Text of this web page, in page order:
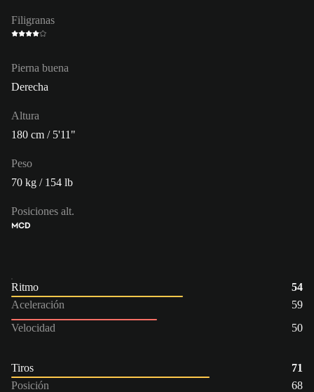
Filigranas
Pierna buena
Derecha
Altura
180 cm / 5'11"
Peso
70 kg / 154 lb
Posiciones alt.
MCD
Ritmo
54
Aceleración
59
Velocidad
50
Tiros
71
Posición
68